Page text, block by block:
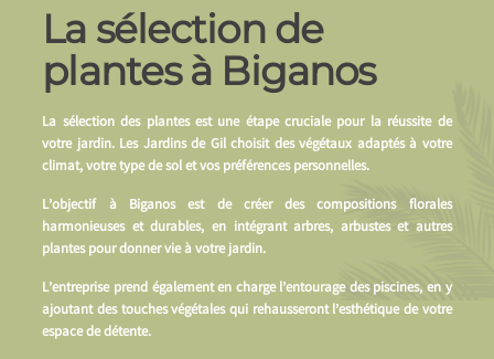
La sélection de
plantes à Biganos
La sélection des plantes est une étape cruciale pour la réussite de
votre jardin. Les Jardins de Gil choisit des végétaux adaptés à votre
climat, votre type de sol et vos préférences personnelles.
L’objectif à Biganos est de créer des compositions florales
harmonieuses et durables, en intégrant arbres, arbustes et autres
plantes pour donner vie à votre jardin.
L’entreprise prend également en charge l’entourage des piscines, en y
ajoutant des touches végétales qui rehausseront l’esthétique de votre
espace de détente.